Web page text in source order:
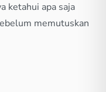
ketahui apa saja
memutuskan